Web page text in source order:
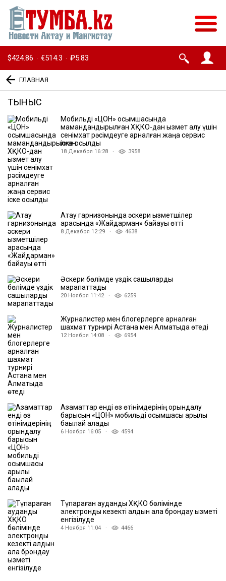
$424.86 · €514.3 · ₽5.83
ГЛАВНАЯ
ТЫНЫС
Мобильді «ЦОН» қосымшасында
мамандандырылған ХҚКО-дан қызмет алу үшін
сенімхат рәсімдеуге арналған жаңа сервис
іске қосылды
18 Декабря 16:28 · 3958
Ақтау гарнизонында әскери қызметшілер
арасында «Жайдарман» байқауы өтті
8 Декабря 12:29 · 4638
Әскери бөлімде үздік сақшыларды
марапаттады
20 Ноября 11:42 · 6259
Журналистер мен блогерлерге арналған
шахмат турнирі Астана мен Алматыда өтеді
12 Ноября 14:08 · 6954
Азаматтар енді өз өтінімдерінің орындалу
барысын «ЦОН» мобильді қосымшасы арқылы
бақылай алады
6 Ноября 16:05 · 4594
Түпқараған аудандық ХҚКО бөлімінде
электрондық кезекті алдын ала брондау қызметі
енгізілуде
4 Ноября 11:04 · 4466